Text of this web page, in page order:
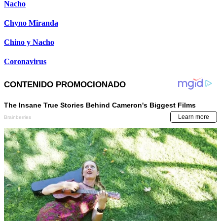
Nacho
Chyno Miranda
Chino y Nacho
Coronavirus